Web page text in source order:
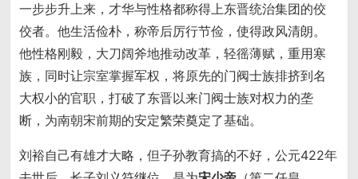
一步步升上来，才华与性格都称得上东晋统治集团的佼
佼者。他生活俭朴，称帝后厉行节俭，使得政风清朗。
他性格刚毅，大刀阔斧地推动改革，轻徭薄赋，重用寒
族，同时让宗室掌握军权，将原先的门阀士族排挤到名
大权小的官职，打破了东晋以来门阀士族对权力的垄
断，为南朝宋前期的安定繁荣奠定了基础。
刘裕自己有雄才大略，但子孙教育搞的不好，公元422年